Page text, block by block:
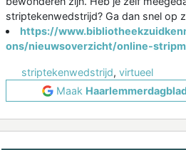
striptekenwedstrijd? Ga dan snel op
https://
ons/nieuwsoverzicht/online-
striptekenwedstrijd, virtueel
Maak